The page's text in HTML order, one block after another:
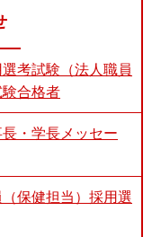
考試験（法人職員
験合格者
・学長メッセー
保健担当）採用選